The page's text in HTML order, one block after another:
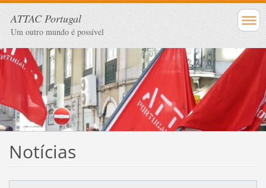
ATTAC Portugal
Um outro mundo é possível
Notícias